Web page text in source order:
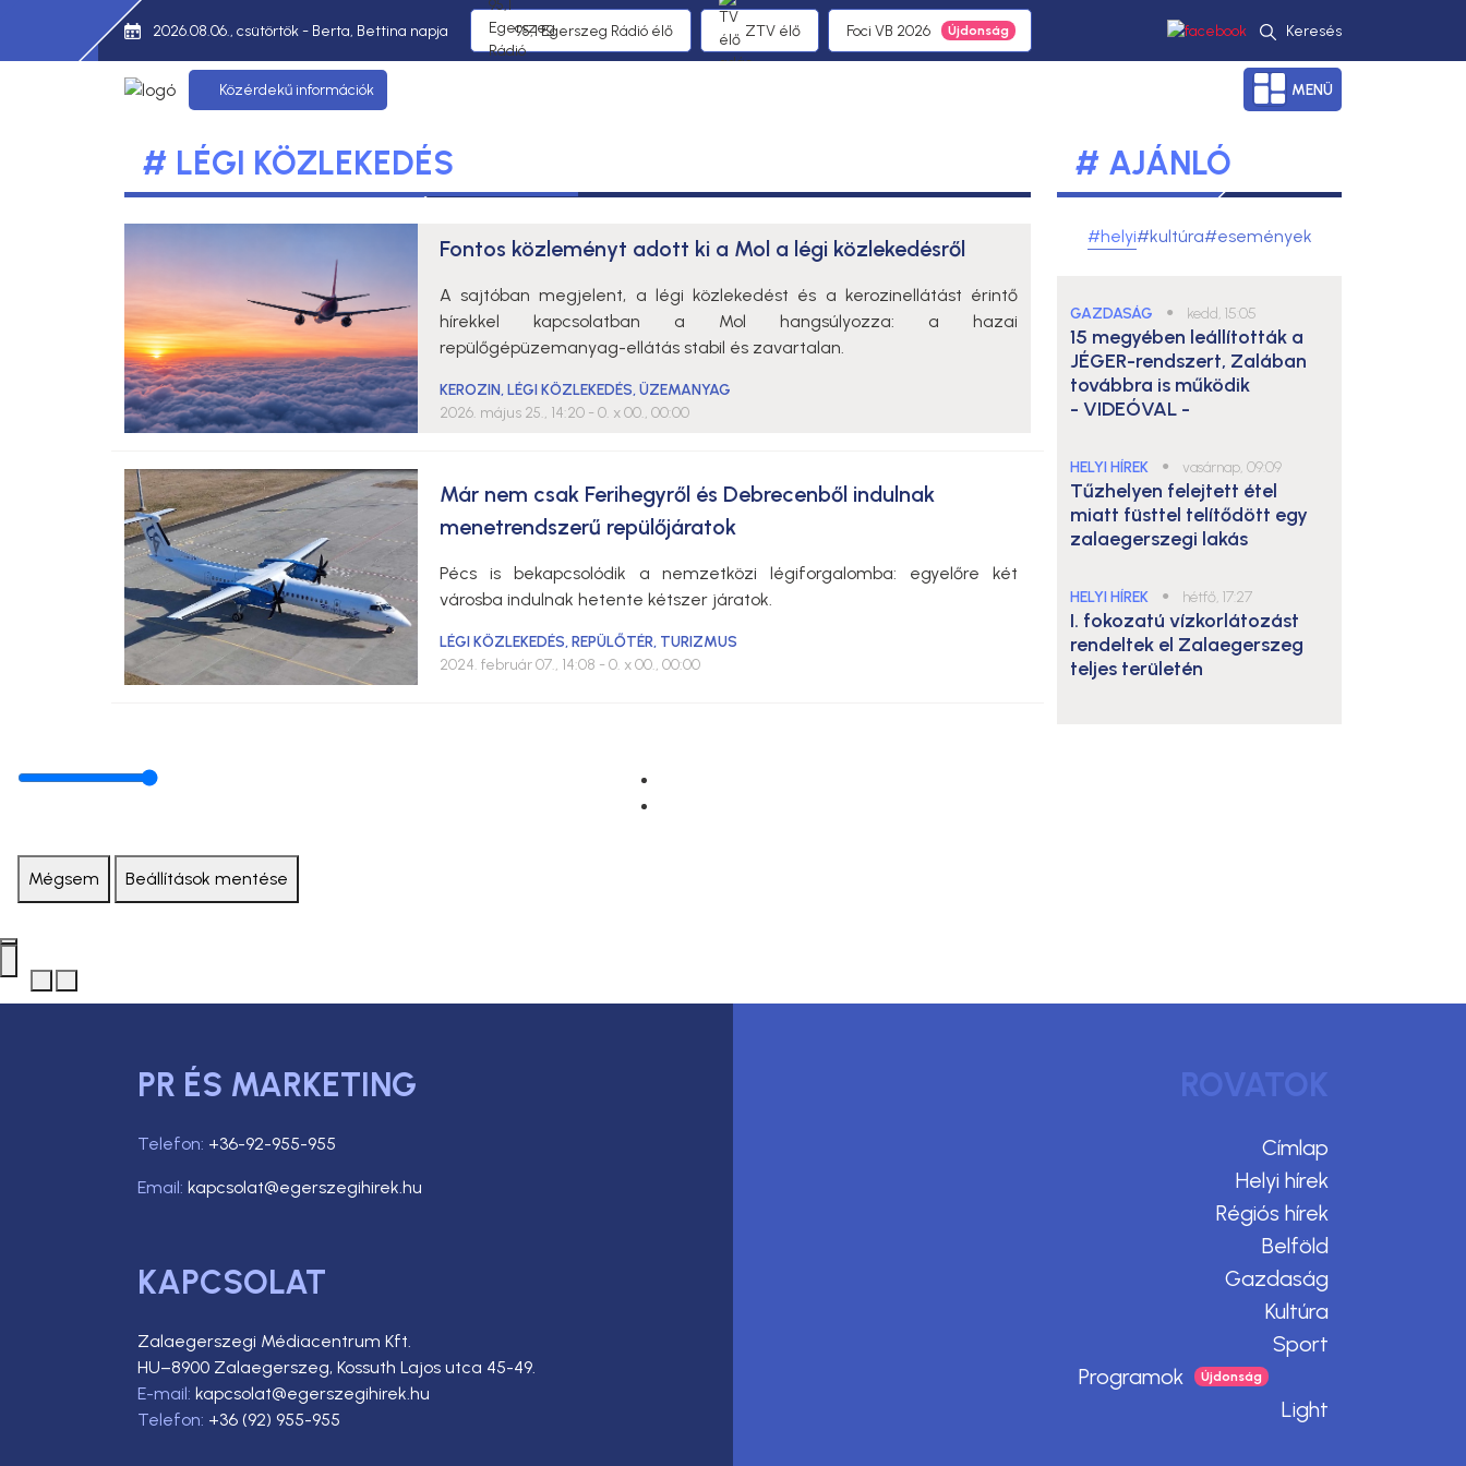
2026.08.06., csütörtök - Berta, Bettina napja 95,1 Egerszeg Rádió élő ZTV élő Foci VB 2026 Keresés
Közérdekű információk MENÜ
# LÉGI KÖZLEKEDÉS
Fontos közleményt adott ki a Mol a légi közlekedésről
A sajtóban megjelent, a légi közlekedést és a kerozinellátást érintő
hírekkel kapcsolatban a Mol hangsúlyozza: a hazai
repülőgépüzemanyag-ellátás stabil és zavartalan.
KEROZIN,LÉGI KÖZLEKEDÉS,ÜZEMANYAG
2026. május 25., 14:20 - 0. x 00., 00:00
Már nem csak Ferihegyről és Debrecenből indulnak
menetrendszerű repülőjáratok
Pécs is bekapcsolódik a nemzetközi légiforgalomba: egyelőre két
városba indulnak hetente kétszer járatok.
LÉGI KÖZLEKEDÉS,REPÜLŐTÉR, TURIZMUS
2024. február 07., 14:08 - 0. x 00., 00:00
# AJÁNLÓ
#helyi#kultúra#események
GAZDASÁG ● kedd, 15:05
15 megyében leállították a
JÉGER-rendszert, Zalában
továbbra is működik
- VIDEÓVAL -
HELYI HÍREK ● vasárnap, 09:09
Tűzhelyen felejtett étel
miatt füsttel telítődött egy
zalaegerszegi lakás
HELYI HÍREK ● hétfő, 17:27
I. fokozatú vízkorlátozást
rendeltek el Zalaegerszeg
teljes területén
Mégsem Beállítások mentése
PR ÉS MARKETING
Telefon: +36-92-955-955
Email: kapcsolat@egerszegihirek.hu
KAPCSOLAT
Zalaegerszegi Médiacentrum Kft.
HU–8900 Zalaegerszeg, Kossuth Lajos utca 45-49.
E-mail: kapcsolat@egerszegihirek.hu
Telefon: +36 (92) 955-955
ROVATOK
Címlap
Helyi hírek
Régiós hírek
Belföld
Gazdaság
Kultúra
Sport
Programok
Light